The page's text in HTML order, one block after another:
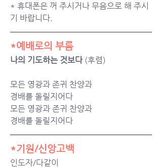
* 휴대폰은 꺼 주시거나 무음으로 해 주시
기 바랍니다.
*예배로의 부름
나의 기도하는 것보다 (후렴)
모든 영광과 존귀 찬양과
경배를 돌릴지어다
모든 영광과 존귀 찬양과
경배를 돌릴지어다
*기원/신앙고백
인도자/다같이